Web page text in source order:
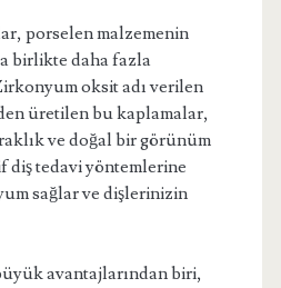
porselen malzemenin
birlikte daha fazla
oksit adı verilen
üretilen bu kaplamalar,
ve doğal bir görünüm
diş tedavi yöntemlerine
sağlar ve dişlerinizin
avantajlarından biri,